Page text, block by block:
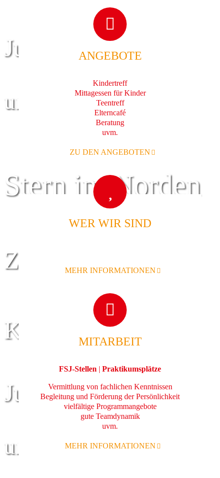
Jugend
und Familie
Stern im Norden
Zentrum für
Kinder
Jugend
und Familie
ANGEBOTE
Kindertreff
Mittagessen für Kinder
Teentreff
Elterncafé
Beratung
uvm.
ZU DEN ANGEBOTEN
WER WIR SIND
MEHR INFORMATIONEN
MITARBEIT
FSJ-Stellen | Praktikumsplätze
Vermittlung von fachlichen Kenntnissen
Begleitung und Förderung der Persönlichkeit
vielfältige Programmangebote
gute Teamdynamik
uvm.
MEHR INFORMATIONEN